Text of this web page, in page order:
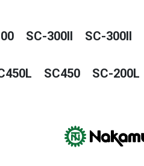
SC-300II SC-300II
SC450 SC-200L